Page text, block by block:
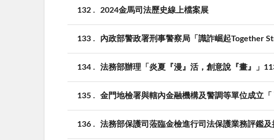
132 2024金馬司法歷史線上檔案展
133 內政部警政署刑事警察局「識詐崛起Together
134 法務部辦理「炎夏『漫』活，創意說『畫』」
135 金門地檢署與轄內金融機構及警調等單位成立
136 法務部保護司蒞臨金檢進行司法保護業務評鑑